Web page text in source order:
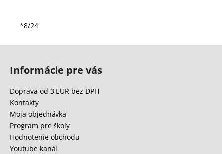
*8/24
Informácie pre vás
Doprava od 3 EUR bez DPH
Kontakty
Moja objednávka
Program pre školy
Hodnotenie obchodu
Youtube kanál